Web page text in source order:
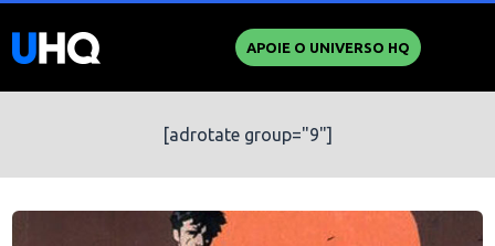
APOIE O UNIVERSO HQ
[adrotate group="9"]